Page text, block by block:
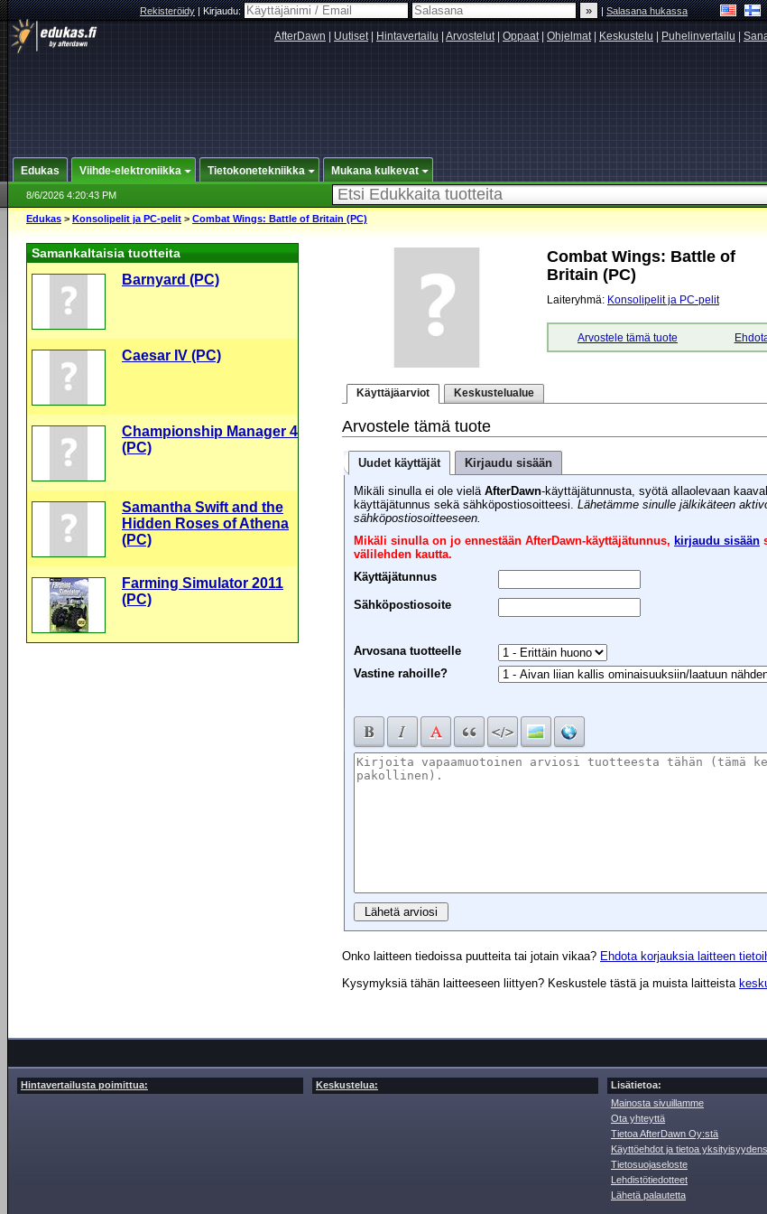
Rekisteröidy|Kirjaudu: |Salasana hukassa
AfterDawn Uutiset| Hintavertailu Arvostelut| Oppaat| Ohjelmat| Keskustelu Puhelinvertailu
Edukas Viihde-elektroniikka Tietokonetekniikka Mukana kulkevat
8/6/2026 4:20:43 PM
Edukas > Konsolipelit ja PC-pelit > Combat Wings: Battle of Britain (PC)
Combat Wings: Battle of
Britain (PC)
Laiteryhmä: Konsolipelit ja PC-pelit
Arvostele tämä tuote
Käyttäjäarviot Keskustelualue
Arvostele tämä tuote
Uudet käyttäjät Kirjaudu sisään
Mikäli sinulla ei ole vielä AfterDawn-käyttäjätunnusta, syötä allaolevaan
käyttäjätunnus sekä sähköpostiosoitteesi. Lähetämme sinulle jälkikäteen
sähköpostiosoitteeseen.
Mikäli sinulla on jo ennestään AfterDawn-käyttäjätunnus, kirjaudu sisään
välilehden kautta.
Käyttäjätunnus
Sähköpostiosoite
Arvosana tuotteelle
Vastine rahoille?
Onko laitteen tiedoissa puutteita tai jotain vikaa? Ehdota korjauksia laitteen
Kysymyksiä tähän laitteeseen liittyen? Keskustele tästä ja muista laitteista
Samankaltaisia tuotteita
Barnyard (PC)
Caesar IV (PC)
Championship Manager 4
(PC)
Samantha Swift and the
Hidden Roses of Athena
(PC)
Farming Simulator 2011
(PC)
Hintavertailusta poimittua: Keskustelua:
Lisätietoa:
Mainosta sivuillamme
Ota yhteyttä
Tietoa AfterDawn Oy:stä
Käyttöehdot ja tietoa
Tietosuojaseloste
Lehdistötiedotteet
Lähetä palautetta